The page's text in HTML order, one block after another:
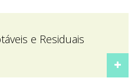
e Residuais